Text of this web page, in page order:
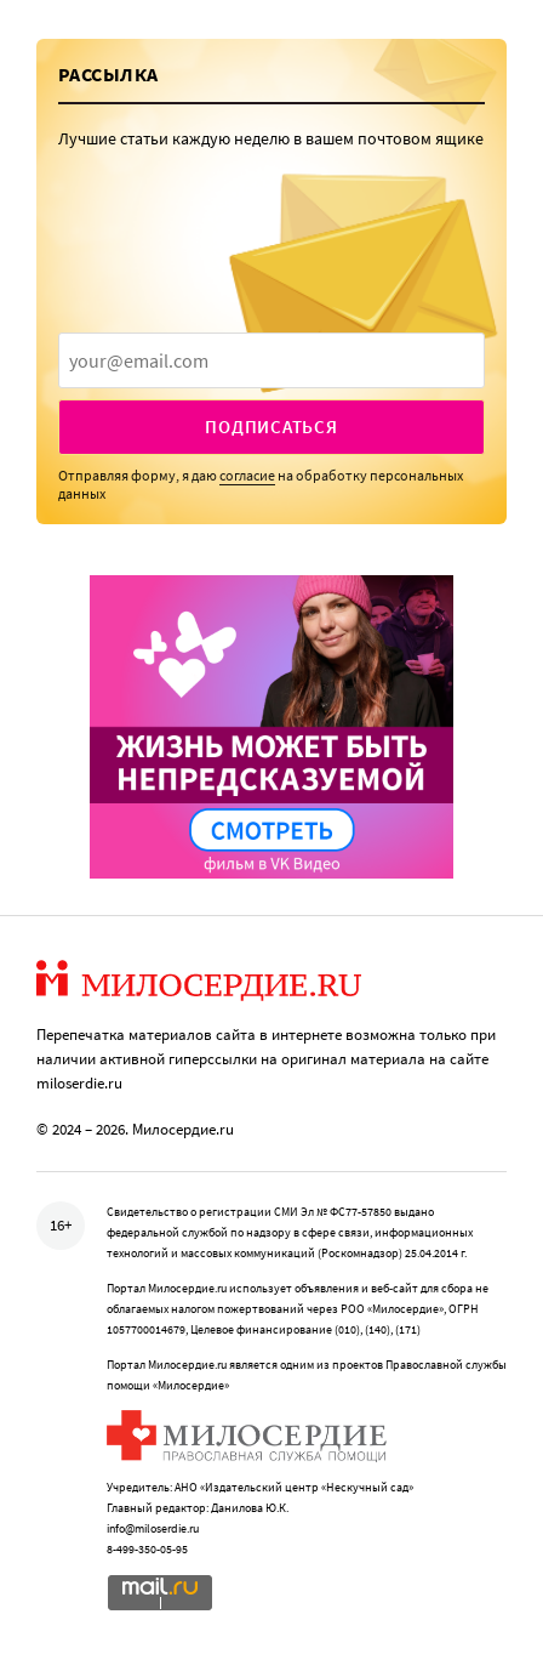
РАССЫЛКА
Лучшие статьи каждую неделю в вашем почтовом ящике
ПОДПИСАТЬСЯ
Отправляя форму, я даюсогласие на обработку персональных
данных
Перепечатка материалов сайта в интернете возможна только при
наличии активной гиперссылки на оригинал материала на сайте
miloserdie.ru
© 2024 – 2026. Милосердие.ru
16+
Свидетельство о регистрации СМИ Эл № ФС77-57850 выдано
федеральной службой по надзору в сфере связи, информационных
технологий и массовых коммуникаций (Роскомнадзор) 25.04.2014 г.
Портал Милосердие.ru использует объявления и веб-сайт для сбора не
облагаемых налогом пожертвований через РОО «Милосердие», ОГРН
1057700014679, Целевое финансирование (010), (140), (171)
Портал Милосердие.ru является одним из проектов Православной службы
помощи «Милосердие»
Учредитель: АНО «Издательский центр «Нескучный сад»
Главный редактор: Данилова Ю.К.
info@miloserdie.ru
8-499-350-05-95